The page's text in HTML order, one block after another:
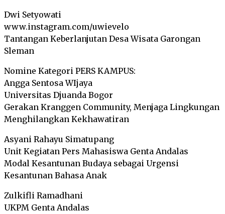
Dwi Setyowati
www.instagram.com/uwievelo
Tantangan Keberlanjutan Desa Wisata Garongan
Sleman
Nomine Kategori PERS KAMPUS:
Angga Sentosa WIjaya
Universitas Djuanda Bogor
Gerakan Kranggen Community, Menjaga Lingkungan
Menghilangkan Kekhawatiran
Asyani Rahayu Simatupang
Unit Kegiatan Pers Mahasiswa Genta Andalas
Modal Kesantunan Budaya sebagai Urgensi
Kesantunan Bahasa Anak
Zulkifli Ramadhani
UKPM Genta Andalas